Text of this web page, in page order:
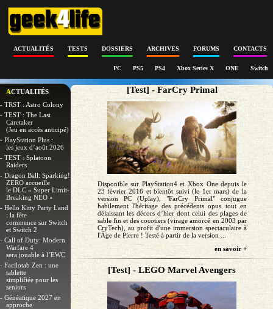
ACTUALITÉS TESTS DOSSIERS ARCHIVES FORUMS CONTACTS
PC PS5 PS4 Xbox Series X ONE Switch
ACTUALITÉS
- TRST : Astro Colony
- TEST : The Last
Caretaker
(Jeu en accès anticipé)
- PlayStation Plus :
les jeux d’août 2026
- TEST : Splatoon
Raiders
- Dragon Ball: Sparking!
ZERO accueille
le DLC « Super Limit-
Breaking NEO »
- Hello Kitty Party Land
: la fête
commence sur Switch
et Switch 2
- Call of Duty: Modern
Warfare 4
sera jouable à l’EWC
- Facilotab Zen : une
tablette
simplifiée pour les
seniors
- Généatique 2027 en
approche
[Test] - FarCry Primal
Disponible sur PlayStation4 et Xbox One depuis le
23 février 2016 et bientôt suivi (le 1er mars) de la
version PC (Uplay), "FarCry Primal" conjugue
habilement l'héritage des précédents opus tout en
délaissant les décors d’hier dont celui des plages de
sable fin et des cocotiers (virage amorcé en 2003 par
CryTech), au profit d'une immersion spectaculaire à
l'Ȃge de Pierre ! Testé à partir de la version ...
en savoir +
[Test] - LEGO Marvel Avengers